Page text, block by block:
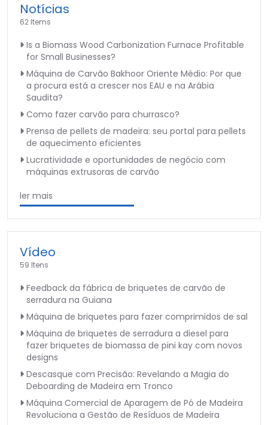
Notícias
62 Items
Is a Biomass Wood Carbonization Furnace Profitable
for Small Businesses?
Máquina de Carvão Bakhoor Oriente Médio: Por que
a procura está a crescer nos EAU e na Arábia
Saudita?
Como fazer carvão para churrasco?
Prensa de pellets de madeira: seu portal para pellets
de aquecimento eficientes
Lucratividade e oportunidades de negócio com
máquinas extrusoras de carvão
ler mais
Vídeo
59 Itens
Feedback da fábrica de briquetes de carvão de
serradura na Guiana
Máquina de briquetes para fazer comprimidos de sal
Máquina de briquetes de serradura a diesel para
fazer briquetes de biomassa de pini kay com novos
designs
Descasque com Precisão: Revelando a Magia do
Deboarding de Madeira em Tronco
Máquina Comercial de Aparagem de Pó de Madeira
Revoluciona a Gestão de Resíduos de Madeira